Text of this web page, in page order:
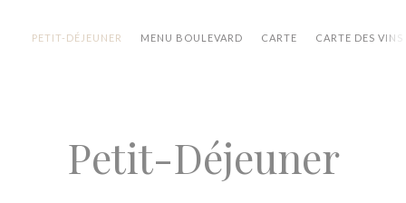
PETIT-DÉJEUNER MENU BOULEVARD CARTE CARTE DES VINS
Petit-Déjeuner